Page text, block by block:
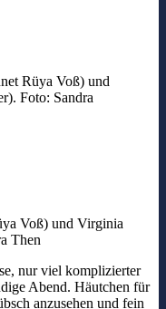
Rüya Voß) und
Foto: Sandra
Voß) und Virginia
Then
nur viel komplizierter
Abend. Häutchen für
anzusehen und fein